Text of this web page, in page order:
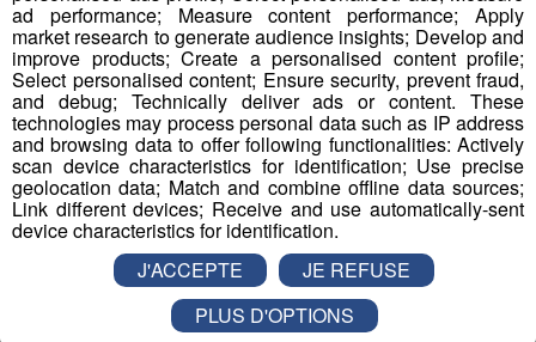
Cocoa Valley est une
chocolaterie reconnue pour son
excellence dans les Pays de
Savoie, avec de nombreux
points de ventes, des grands
restaurants et des hôtels
prestigieux leur font confiance.
ad performance; Measure content performance; Apply
market research to generate audience insights; Develop and
improve products; Create a personalised content profile;
Select personalised content; Ensure security, prevent fraud,
and debug; Technically deliver ads or content. These
technologies may process personal data such as IP address
and browsing data to offer following functionalities: Actively
scan device characteristics for identification; Use precise
geolocation data; Match and combine offline data sources;
Link different devices; Receive and use automatically-sent
device characteristics for identification.
J'ACCEPTE
JE REFUSE
PLUS D'OPTIONS